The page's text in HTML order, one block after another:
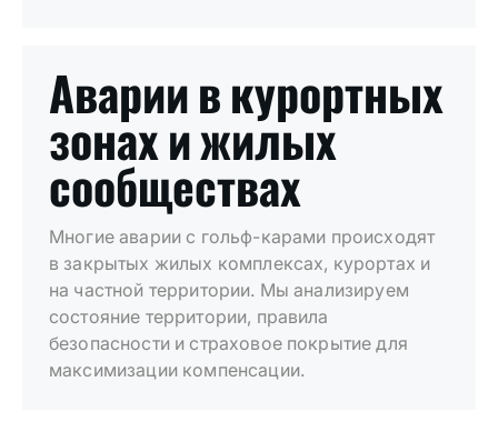
Аварии в курортных
зонах и жилых
сообществах
Многие аварии с гольф-карами происходят
в закрытых жилых комплексах, курортах и
на частной территории. Мы анализируем
состояние территории, правила
безопасности и страховое покрытие для
максимизации компенсации.